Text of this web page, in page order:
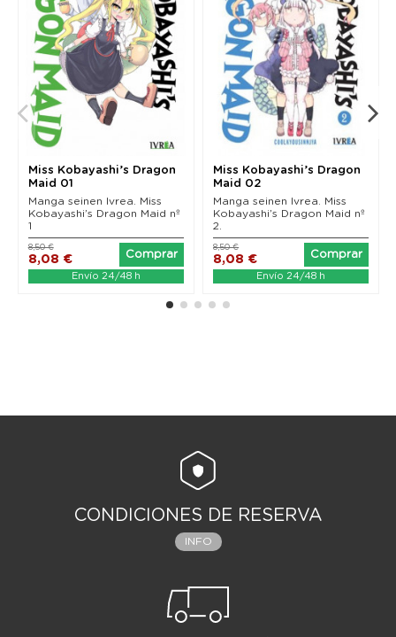
Miss Kobayashi’s Dragon
Maid 01
Manga seinen Ivrea. Miss
Kobayashi’s Dragon Maid nº
1
8,08 €
8,50 €
Comprar
Envío 24/48 h
Miss Kobayashi’s Dragon
Maid 02
Manga seinen Ivrea. Miss
Kobayashi’s Dragon Maid nº
2.
8,08 €
8,50 €
Comprar
Envío 24/48 h
CONDICIONES DE RESERVA
INFO